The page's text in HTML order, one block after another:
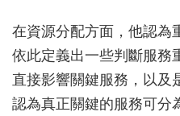
在資源分配方面，他認為
依此定義出一些判斷服務
直接影響關鍵服務，以及
認為真正關鍵的服務可分